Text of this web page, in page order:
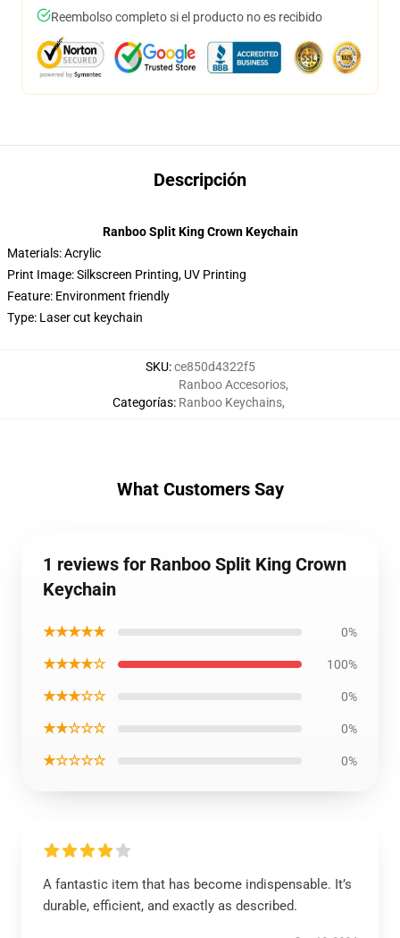
Reembolso completo si el producto no es recibido
Descripción
Ranboo Split King Crown Keychain
Materials: Acrylic
Print Image: Silkscreen Printing, UV Printing
Feature: Environment friendly
Type: Laser cut keychain
SKU:ce850d4322f5
Categorías:
Ranboo Accesorios,
Ranboo Keychains,
What Customers Say
1 reviews for Ranboo Split King Crown
Keychain
★★★★★ 0%
★★★★☆ 100%
★★★☆☆ 0%
★★☆☆☆ 0%
★☆☆☆☆ 0%
A fantastic item that has become indispensable. It’s
durable, efficient, and exactly as described.